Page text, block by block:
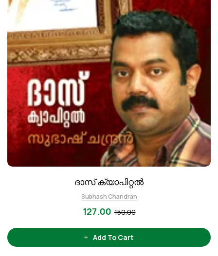
ദാസ് ക്യാപിറ്റല്‍
Subhash Chandran
150.00
127.00
Add To Cart